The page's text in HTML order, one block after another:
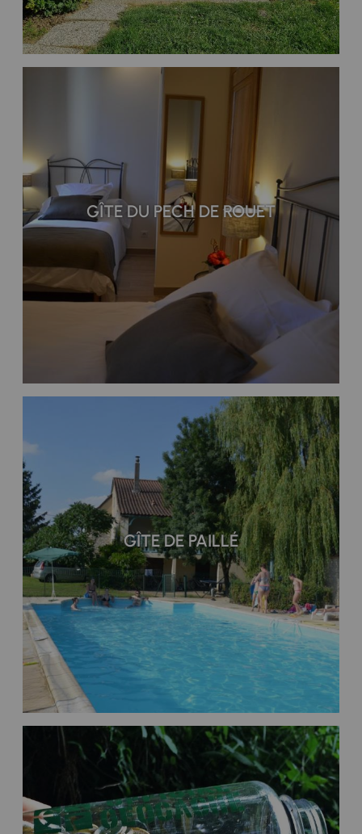
GÎTE DU PECH DE ROUET
GÎTE DE PAILLÉ